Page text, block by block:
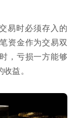
易时必须存入的
资金作为交易双
，亏损一方能够
益。